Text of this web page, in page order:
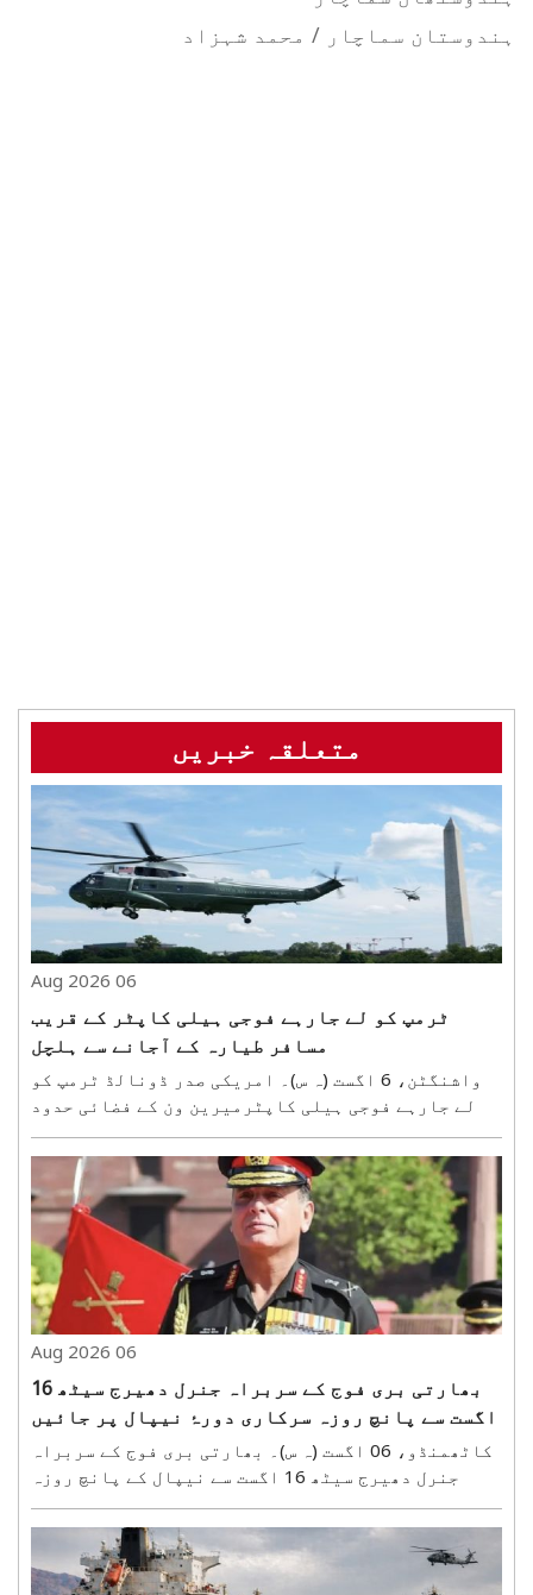
ہندوستان سماچار / محمد شہزاد
متعلقہ خبریں
06 Aug 2026
ٹرمپ کو لے جارہے فوجی ہیلی کاپٹر کے قریب
مسافر طیارہ کے آجانے سے ہلچل
واشنگٹن، 6 اگست (ہ س)۔ امریکی صدر ڈونالڈ ٹرمپ کو
لے جارہے فوجی ہیلی کاپٹرمیرین ون کے فضائی حدود
میںاس وقت ہلچل مچ گئی جب ہیلی کاپٹر واشنگٹن کی
فضائی حدود میں اینوائے ایئر کے مسافر طیارے (ون
ایمبریئر ای170) کے قریب پہنچ گیا۔ اس واقعے نے
ایئر ٹریفک ..
06 Aug 2026
بھارتی بری فوج کے سربراہ جنرل دھیرج سیٹھ 16
اگست سے پانچ روزہ سرکاری دورۂ نیپال پر جائیں
گے
کاٹھمنڈو، 06 اگست (ہ س)۔ بھارتی بری فوج کے سربراہ
جنرل دھیرج سیٹھ 16 اگست سے نیپال کے پانچ روزہ
سرکاری دورے پر کاٹھمنڈو پہنچیں گے۔ یہ دورہ
نیپالی فوج کے سربراہ جنرل اشوک سگدیل کی باضابطہ
دعوت پر ہو رہا ہے۔ اس دورے کو بھارت اور نیپال کے
درمیان ..